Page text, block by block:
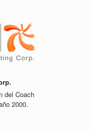
del Coach
2000.